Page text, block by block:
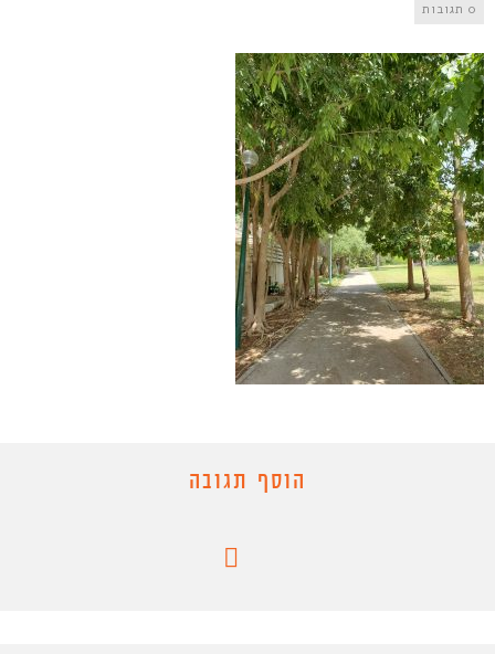
0 תגובות
הוסף תגובה